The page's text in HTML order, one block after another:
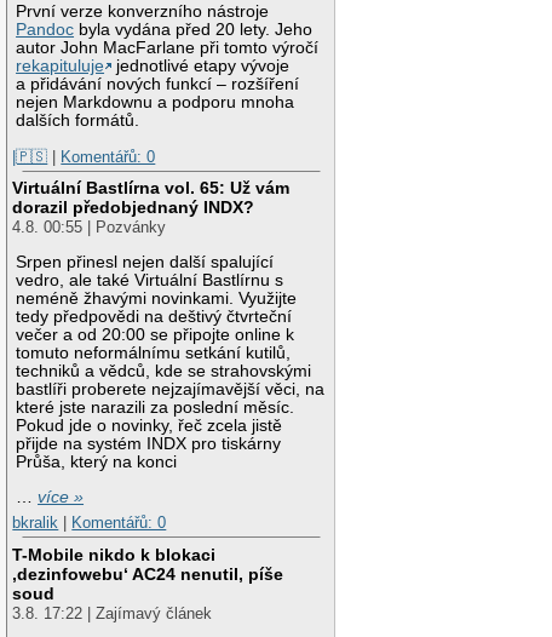
První verze konverzního nástroje
Pandoc byla vydána před 20 lety. Jeho
autor John MacFarlane při tomto výročí
rekapituluje
jednotlivé etapy vývoje
a přidávání nových funkcí – rozšíření
nejen Markdownu a podporu mnoha
dalších formátů.
|🇵🇸 | Komentářů: 0
Virtuální Bastlírna vol. 65: Už vám
dorazil předobjednaný INDX?
4.8. 00:55 | Pozvánky
Srpen přinesl nejen další spalující
vedro, ale také Virtuální Bastlírnu s
neméně žhavými novinkami. Využijte
tedy předpovědi na deštivý čtvrteční
večer a od 20:00 se připojte online k
tomuto neformálnímu setkání kutilů,
techniků a vědců, kde se strahovskými
bastlíři proberete nejzajímavější věci, na
které jste narazili za poslední měsíc.
Pokud jde o novinky, řeč zcela jistě
přijde na systém INDX pro tiskárny
Průša, který na konci
…více »
bkralik
Komentářů: 0
T-Mobile nikdo k blokaci
‚dezinfowebu‘ AC24 nenutil, píše
soud
3.8. 17:22 | Zajímavý článek